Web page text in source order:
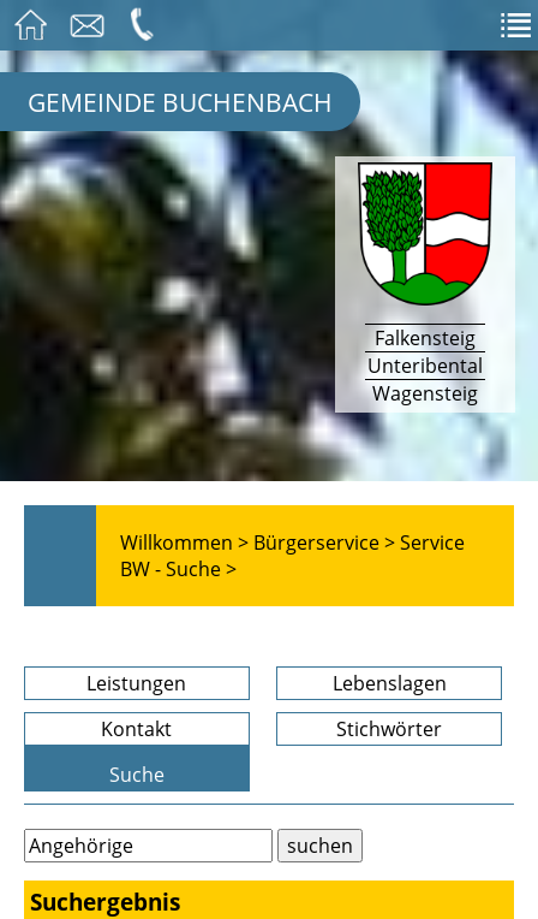
GEMEINDE BUCHENBACH
Falkensteig
Unteribental
Wagensteig
Willkommen > Bürgerservice >Service
BW - Suche >
Leistungen
Lebenslagen
Kontakt
Stichwörter
Suche
Suchergebnis